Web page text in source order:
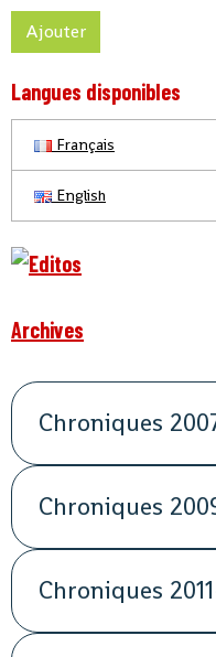
Ajouter
Langues disponibles
Français
English
Archives
Chroniques
Chroniques
Chroniques